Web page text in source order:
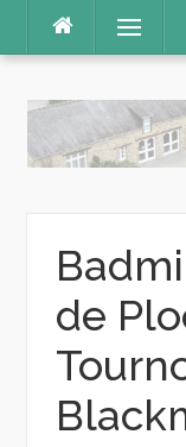
contenu
Menu
de